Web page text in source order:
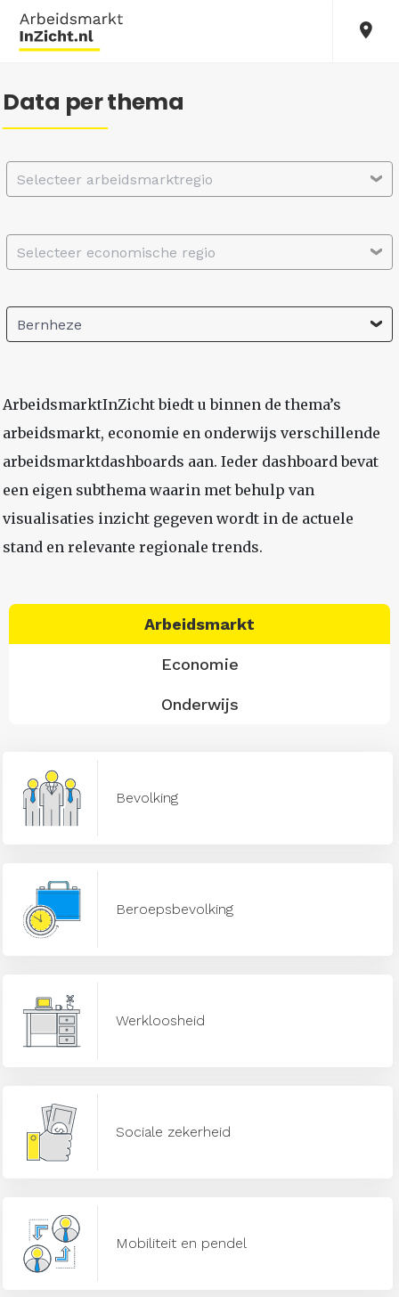
Data per thema
Selecteer arbeidsmarktregio
Selecteer economische regio
Bernheze
ArbeidsmarktInZicht biedt u binnen de thema’s
arbeidsmarkt, economie en onderwijs verschillende
arbeidsmarktdashboards aan. Ieder dashboard bevat
een eigen subthema waarin met behulp van
visualisaties inzicht gegeven wordt in de actuele
stand en relevante regionale trends.
Arbeidsmarkt
Economie
Onderwijs
Bevolking
Beroepsbevolking
Werkloosheid
Sociale zekerheid
Mobiliteit en pendel